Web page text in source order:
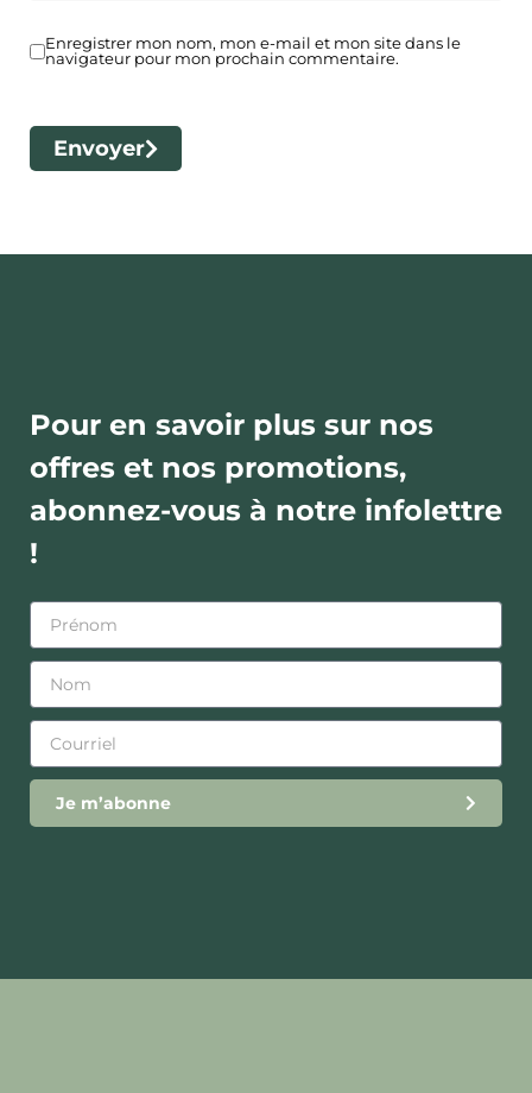
Enregistrer mon nom, mon e-mail et mon site dans le
navigateur pour mon prochain commentaire.
Envoyer
Pour en savoir plus sur nos
offres et nos promotions,
abonnez-vous à notre infolettre
!
Je m’abonne